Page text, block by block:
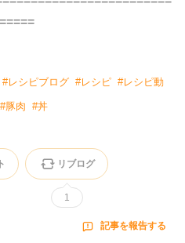
#レシピブログ #レシピ #レシピ動
#豚肉 #丼
リブログ
1
記事を報告する